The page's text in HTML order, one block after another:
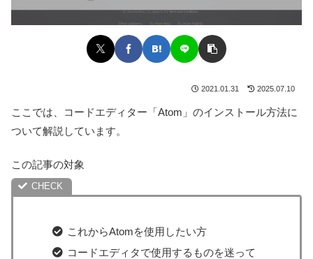
2021.01.31 2025.07.10
ここでは、コードエディター「Atom」のインストール方法に
ついて解説しています。
この記事の対象
これからAtomを使用したい方
コードエディタで使用するものを迷って